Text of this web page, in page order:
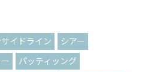
イドライン
シアー
パッティッング